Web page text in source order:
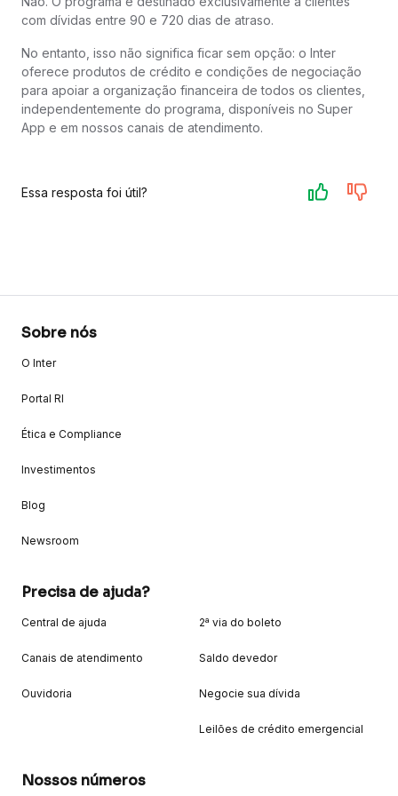
com dívidas entre 90 e 720 dias de atraso.
No entanto, isso não significa ficar sem opção: o Inter
oferece produtos de crédito e condições de negociação
para apoiar a organização financeira de todos os clientes,
independentemente do programa, disponíveis no Super
App e em nossos canais de atendimento.
Essa resposta foi útil?
Sobre nós
O Inter
Portal RI
Ética e Compliance
Investimentos
Blog
Newsroom
Precisa de ajuda?
Central de ajuda
Canais de atendimento
Ouvidoria
2ª via do boleto
Saldo devedor
Negocie sua dívida
Leilões de crédito emergencial
Nossos números